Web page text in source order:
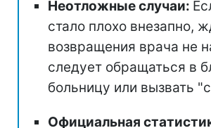
Неотложные случаи:
стало плохо внезапно,
возвращения врача не
следует обращаться в
больницу или вызвать
Официальная